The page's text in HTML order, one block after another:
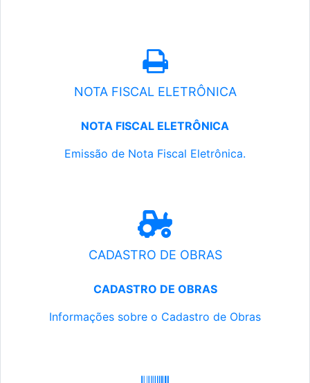
NOTA FISCAL ELETRÔNICA
NOTA FISCAL ELETRÔNICA
Emissão de Nota Fiscal Eletrônica.
CADASTRO DE OBRAS
CADASTRO DE OBRAS
Informações sobre o Cadastro de Obras